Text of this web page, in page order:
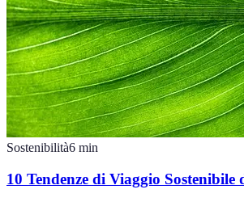
Sostenibilità6 min
10 Tendenze di Viaggio Sostenibile